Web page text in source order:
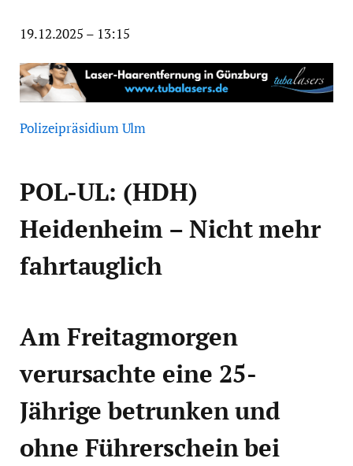
19.12.2025 – 13:15
Polizeipräsidium Ulm
POL-UL: (HDH)
Heidenheim – Nicht mehr
fahrtauglich
Am Freitagmorgen
verursachte eine 25-
Jährige betrunken und
ohne Führerschein bei